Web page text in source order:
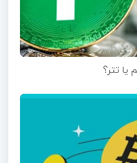
یا تتر؟